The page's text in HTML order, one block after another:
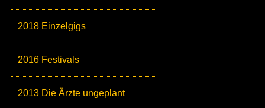
2018 Einzelgigs
2016 Festivals
2013 Die Ärzte ungeplant